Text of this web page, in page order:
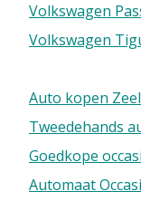
Volkswagen
Volkswagen
Auto kopen
Tweedehands
Goedkope
Automaat